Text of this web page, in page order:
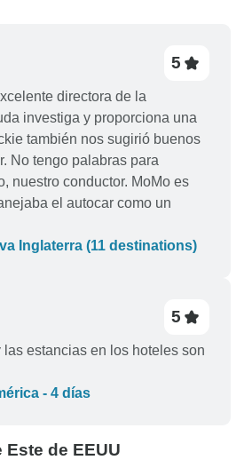
5
directora de la
investiga y proporciona una
también nos sugirió buenos
No tengo palabras para
nuestro conductor. MoMo es
el autocar como un
Inglaterra (11 destinations)
5
las estancias en los hoteles son
- 4 días
de EEUU